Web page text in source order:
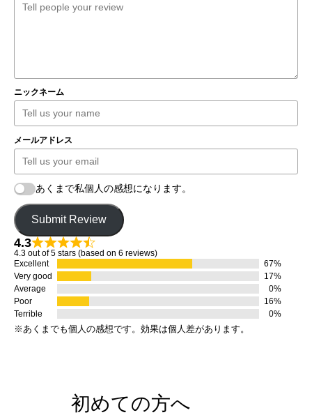
ニックネーム
メールアドレス
あくまで私個人の感想になります。
Submit Review
4.3
4.3 out of 5 stars (based on 6 reviews)
Excellent
67%
Very good
17%
Average
0%
Poor
16%
Terrible
0%
※あくまでも個人の感想です。効果は個人差があります。
初めての方へ